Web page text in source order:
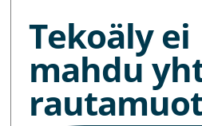
Tekoäly ei
mahdu